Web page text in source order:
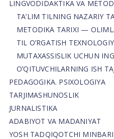
LINGVODIDAKTIKA VA
TA’LIM TILNING NAZARIY
METODIKA TARIXI —
TIL O’RGATISH
MUTAXASSISLIK UCHUN
O’QITUVCHILARNING ISH
PEDAGOGIKA. PSIXOLOGIYA
TARJIMASHUNOSLIK
JURNALISTIKA
ADABIYOT VA MADANIYAT
YOSH TADQIQOTCHI MINBARI